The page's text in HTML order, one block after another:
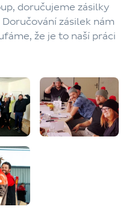
doručujeme zásilky
zásilek nám
že je to naší práci